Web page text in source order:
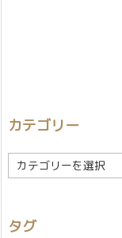
カテゴリー
カ
テ
ー
タグ